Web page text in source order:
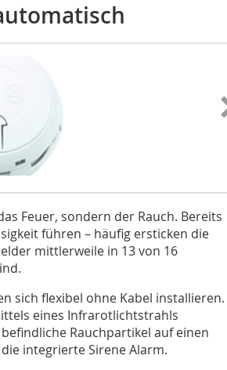
Feuer, sondern der Rauch. Bereits
führen – häufig ersticken die
mittlerweile in 13 von 16
sich flexibel ohne Kabel installieren.
eines Infrarotlichtstrahls
Rauchpartikel auf einen
integrierte Sirene Alarm.